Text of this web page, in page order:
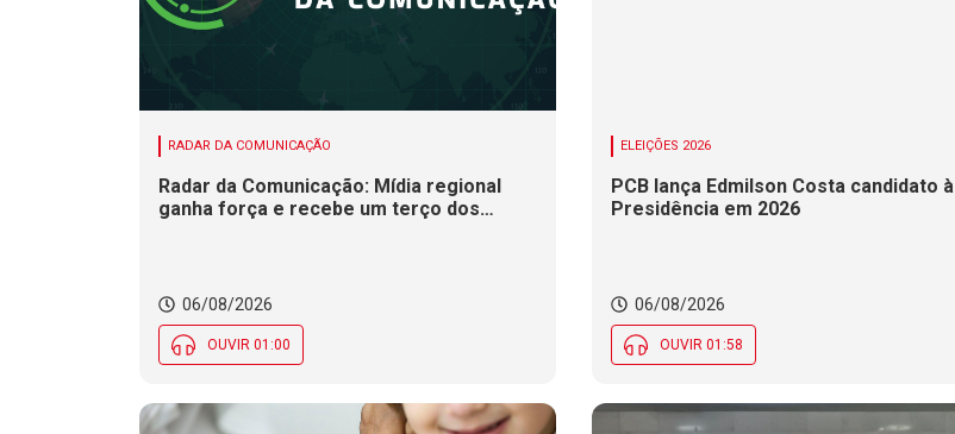
RADAR DA COMUNICAÇÃO
Radar da Comunicação: Mídia regional
ganha força e recebe um terço dos
06/08/2026
OUVIR 01:00
ELEIÇÕES 2026
PCB lança Edmilson Costa candidato à
Presidência em 2026
06/08/2026
OUVIR 01:58